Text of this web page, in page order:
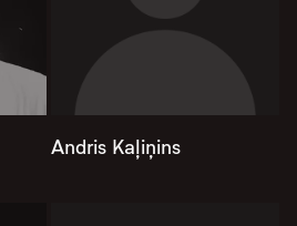
Andris Kaļiņins